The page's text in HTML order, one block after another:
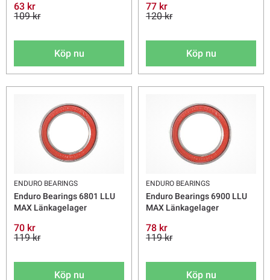
63 kr
109 kr
Köp nu
77 kr
120 kr
Köp nu
ENDURO BEARINGS
Enduro Bearings 6801 LLU
MAX Länkagelager
70 kr
119 kr
Köp nu
ENDURO BEARINGS
Enduro Bearings 6900 LLU
MAX Länkagelager
78 kr
119 kr
Köp nu